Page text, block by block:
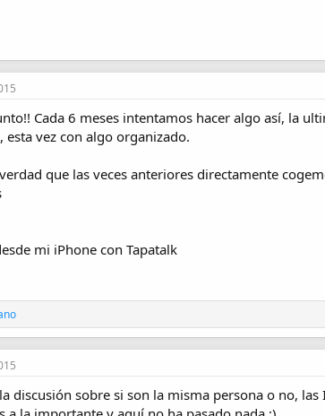
Cada 6 meses intentamos hacer algo así, la
esta vez con algo organizado.
que las veces anteriores directamente
mi iPhone con Tapatalk
discusión sobre si son la misma persona o no,